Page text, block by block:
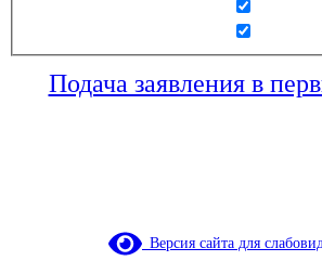
Подача заявления в
Версия сайта для